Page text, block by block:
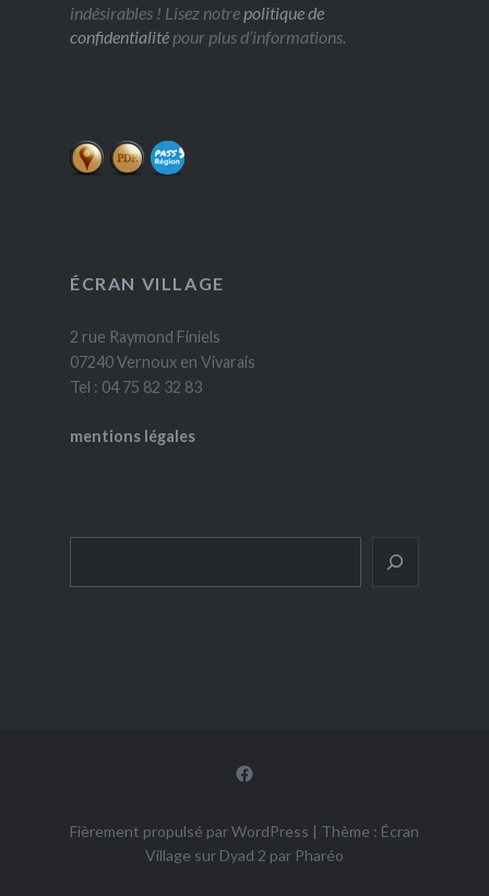
indésirables ! Lisez notre politique de
confidentialitépour plus d’informations.
ÉCRAN VILLAGE
2 rue Raymond Finiels
07240 Vernoux en Vivarais
Tel : 04 75 82 32 83
mentions légales
Facebook
Fièrement propulsé par WordPress | Thème : Écran
Village sur Dyad 2 par Pharéo